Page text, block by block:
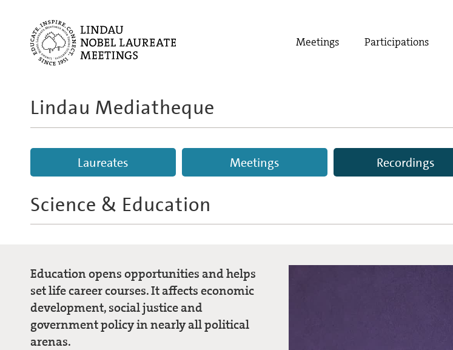
Meetings Participations
Lindau Mediatheque
Laureates Meetings Recordings
Science & Education
Education opens opportunities and helps
set life career courses. It affects economic
development, social justice and
government policy in nearly all political
arenas.